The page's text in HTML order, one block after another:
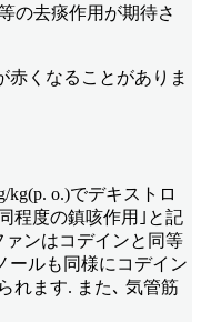
の去痰作用が期待さ
赤くなることがありま
kg(p. o.)でデキストロ
程度の鎮咳作用｣と記
ンはコデインと同等
ールも同様にコデイン
れます. また､ 気管筋